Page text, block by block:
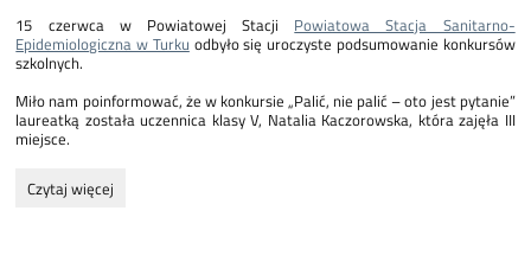
15 czerwca w Powiatowej Stacji Powiatowa Stacja Sanitarno-
Epidemiologiczna w Turku odbyło się uroczyste podsumowanie konkursów
szkolnych.
Miło nam poinformować, że w konkursie „Palić, nie palić – oto jest pytanie”
laureatką została uczennica klasy V, Natalia Kaczorowska, która zajęła III
miejsce.
Konkurs
Czytaj więcej